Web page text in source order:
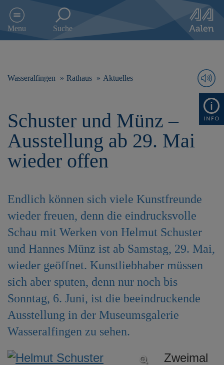
e
Menu Suche
Wasseralfingen Rathaus Aktuelles
Schuster und Münz –
Ausstellung ab 29. Mai
wieder offen
Endlich können sich viele Kunstfreunde
wieder freuen, denn die eindrucksvolle
Schau mit Werken von Helmut Schuster
und Hannes Münz ist ab Samstag, 29. Mai,
wieder geöffnet. Kunstliebhaber müssen
sich aber sputen, denn nur noch bis
Sonntag, 6. Juni, ist die beeindruckende
Ausstellung in der Museumsgalerie
Wasseralfingen zu sehen.
Zweimal